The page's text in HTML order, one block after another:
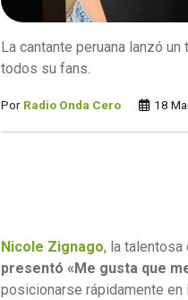
La cantante peruana lanzó
todos su fans.
Por Radio Onda Cero 18
Nicole Zignago, la talentosa
presentó «Me gusta que
posicionarse rápidamente